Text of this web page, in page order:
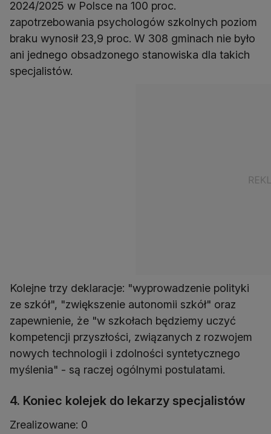
2024/2025 w Polsce na 100 proc.
zapotrzebowania psychologów szkolnych poziom
braku wynosił 23,9 proc. W 308 gminach nie było
ani jednego obsadzonego stanowiska dla takich
specjalistów.
Kolejne trzy deklaracje: "wyprowadzenie polityki
ze szkół", "zwiększenie autonomii szkół" oraz
zapewnienie, że "w szkołach będziemy uczyć
kompetencji przyszłości, związanych z rozwojem
nowych technologii i zdolności syntetycznego
myślenia" - są raczej ogólnymi postulatami.
4. Koniec kolejek do lekarzy specjalistów
Zrealizowane: 0